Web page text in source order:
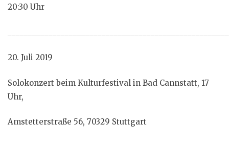
20:30 Uhr
20. Juli 2019
Solokonzert beim Kulturfestival in Bad Cannstatt, 17
Uhr,
Amstetterstraße 56, 70329 Stuttgart